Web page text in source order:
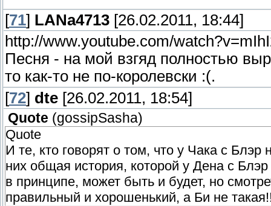
[71] LANa4713 [26.02.2011, 18:44]
http://www.youtube.com/
Песня - на мой взгяд полностью
то как-то не по-королевски :(.
[72] dte [26.02.2011, 18:54]
Quote (gossipSasha)
Quote
И те, кто говорят о том, что у Чака с
них общая история, которой у Дена с Блэр
в принципе, может быть и будет, но
правильный и хорошенький, а Би не